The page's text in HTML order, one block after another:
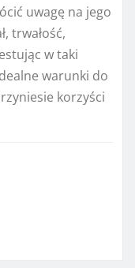
uwagę na jego
trwałość,
w taki
warunki do
korzyści